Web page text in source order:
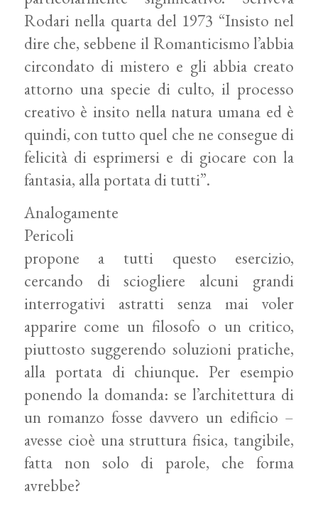
Rodari nella quarta del 1973 “Insisto nel
dire che, sebbene il Romanticismo l’abbia
circondato di mistero e gli abbia creato
attorno una specie di culto, il processo
creativo è insito nella natura umana ed è
quindi, con tutto quel che ne consegue di
felicità di esprimersi e di giocare con la
fantasia, alla portata di tutti”.
Analogamente
Pericoli
propone a tutti questo esercizio,
cercando di sciogliere alcuni grandi
interrogativi astratti senza mai voler
apparire come un filosofo o un critico,
piuttosto suggerendo soluzioni pratiche,
alla portata di chiunque. Per esempio
ponendo la domanda: se l’architettura di
un romanzo fosse davvero un edificio –
avesse cioè una struttura fisica, tangibile,
fatta non solo di parole, che forma
avrebbe?